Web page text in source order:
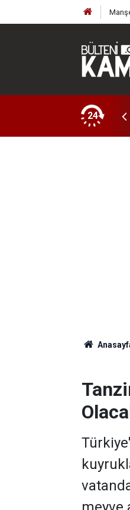
24
ve enstitüler kuruldu,